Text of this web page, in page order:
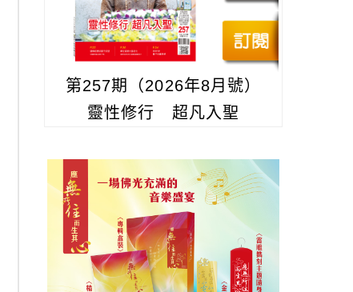
第257期（2026年8月號）
靈性修行 超凡入聖